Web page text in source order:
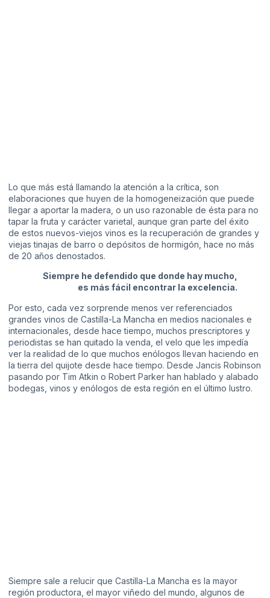
Lo que más está llamando la atención a la crítica, son
elaboraciones que huyen de la homogeneización que puede
llegar a aportar la madera, o un uso razonable de ésta para no
tapar la fruta y carácter varietal, aunque gran parte del éxito
de estos nuevos-viejos vinos es la recuperación de grandes y
viejas tinajas de barro o depósitos de hormigón, hace no más
de 20 años denostados.
Siempre he defendido que donde hay mucho,
es más fácil encontrar la excelencia.
Por esto, cada vez sorprende menos ver referenciados
grandes vinos de Castilla-La Mancha en medios nacionales e
internacionales, desde hace tiempo, muchos prescriptores y
periodistas se han quitado la venda, el velo que les impedía
ver la realidad de lo que muchos enólogos llevan haciendo en
la tierra del quijote desde hace tiempo. Desde Jancis Robinson
pasando por Tim Atkin o Robert Parker han hablado y alabado
bodegas, vinos y enólogos de esta región en el último lustro.
Siempre sale a relucir que Castilla-La Mancha es la mayor
región productora, el mayor viñedo del mundo, algunos de